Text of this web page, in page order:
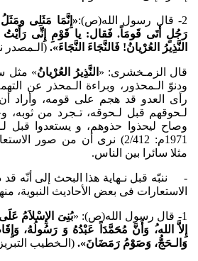
2- قال رسول الله(ص):
«إِنَّمَا مَثَلِی
رَجُلٍ أَتَی قَومَاً. فَقال: یا قَومِ إِنِّی رَأَیتُ
النَّذِیرُ العُریانُ! فَالنَّجَاءَ النَّجَاءَ». (الـمصدر نفسه،
قال الزمـخشری: « النَّذِیرُ العُریانُ» مثل
ودنوّ الـمحذور، وبراءة الـمحذر عن
رأی العدو قد هجم علی قومه، وأراد
لـحوقهم قبل لـحوقه، تـجرد من
وصاح لیحذوا حذوهم، و یستعدوا قبل
1971م: 2/412) نری أن من صور
مثلا سائرا بین الناس.
- ننبّه قبل نـهایة هذا البحث إلی أنّه
الاستعارات فی بعض الأحادیث النبویة،
1- قال رسول الله(ص): « بُنِیَ الإِسلاَمُ
إِلاَّ الله،ُ وَأَنَّ مُحَمَّدَاً عَبدُهُ وَ رَسُولُهُ، وَإِقَامُ
وَالـحَجُّ، وَصَومُ رَمَضَانَ». (الـخطیب التبریزی،